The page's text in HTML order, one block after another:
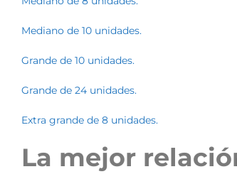
Mediano de 10 unidades.
Grande de 10 unidades.
Grande de 24 unidades.
Extra grande de 8 unidades.
La mejor